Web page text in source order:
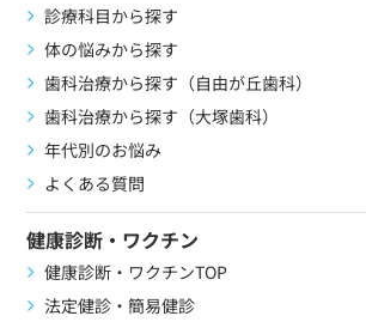
診療科目から探す
体の悩みから探す
歯科治療から探す（自由が丘歯科）
歯科治療から探す（大塚歯科）
年代別のお悩み
よくある質問
健康診断・ワクチン
健康診断・ワクチンTOP
法定健診・簡易健診